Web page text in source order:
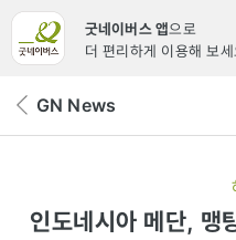
굿네이버스 앱으로
더 편리하게 이용해 보세
뒤 GN News
인도네시아 메단, 맹